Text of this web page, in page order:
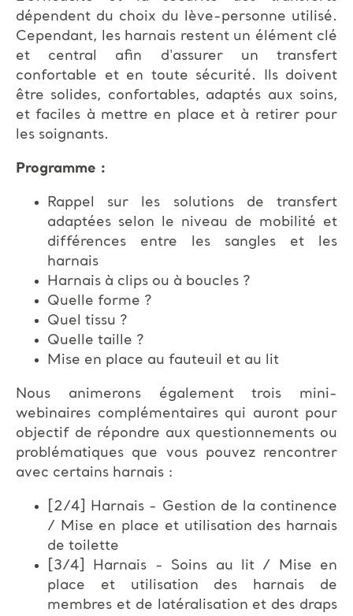
dépendent du choix du lève-personne utilisé.
Cependant, les harnais restent un élément clé
et central afin d'assurer un transfert
confortable et en toute sécurité. Ils doivent
être solides, confortables, adaptés aux soins,
et faciles à mettre en place et à retirer pour
les soignants.
Programme :
Rappel sur les solutions de transfert
adaptées selon le niveau de mobilité et
différences entre les sangles et les
harnais
Harnais à clips ou à boucles ?
Quelle forme ?
Quel tissu ?
Quelle taille ?
Mise en place au fauteuil et au lit
Nous animerons également trois mini-
webinaires complémentaires qui auront pour
objectif de répondre aux questionnements ou
problématiques que vous pouvez rencontrer
avec certains harnais :
[2/4] Harnais - Gestion de la continence
/ Mise en place et utilisation des harnais
de toilette
[3/4] Harnais - Soins au lit / Mise en
place et utilisation des harnais de
membres et de latéralisation et des draps